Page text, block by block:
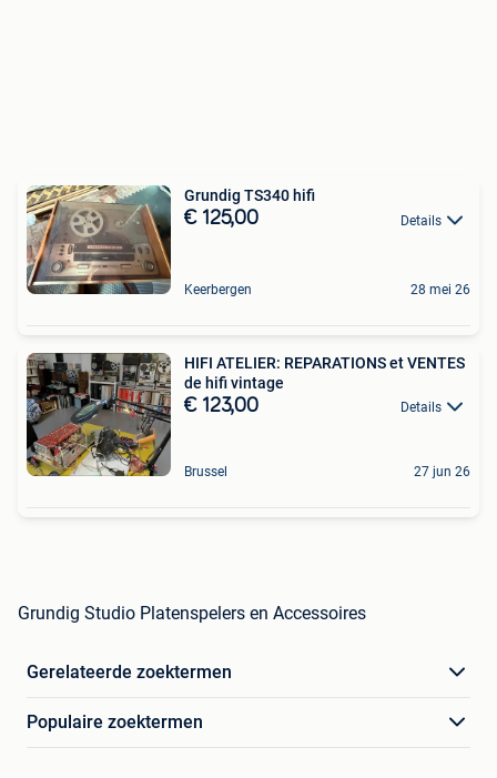
Grundig TS340 hifi
€ 125,00 Details
Keerbergen 28 mei 26
HIFI ATELIER: REPARATIONS et VENTES
de hifi vintage
€ 123,00 Details
Brussel 27 jun 26
Grundig Studio Platenspelers en Accessoires
Gerelateerde zoektermen
Populaire zoektermen